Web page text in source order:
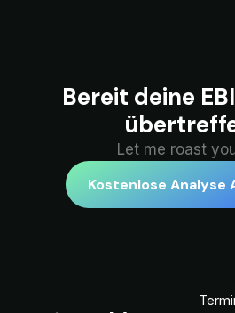
Bereit deine
Let me roast
Kostenlose Analyse